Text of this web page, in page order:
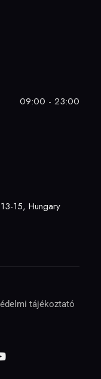
09:00 - 23:00
15, Hungary
tájékoztató